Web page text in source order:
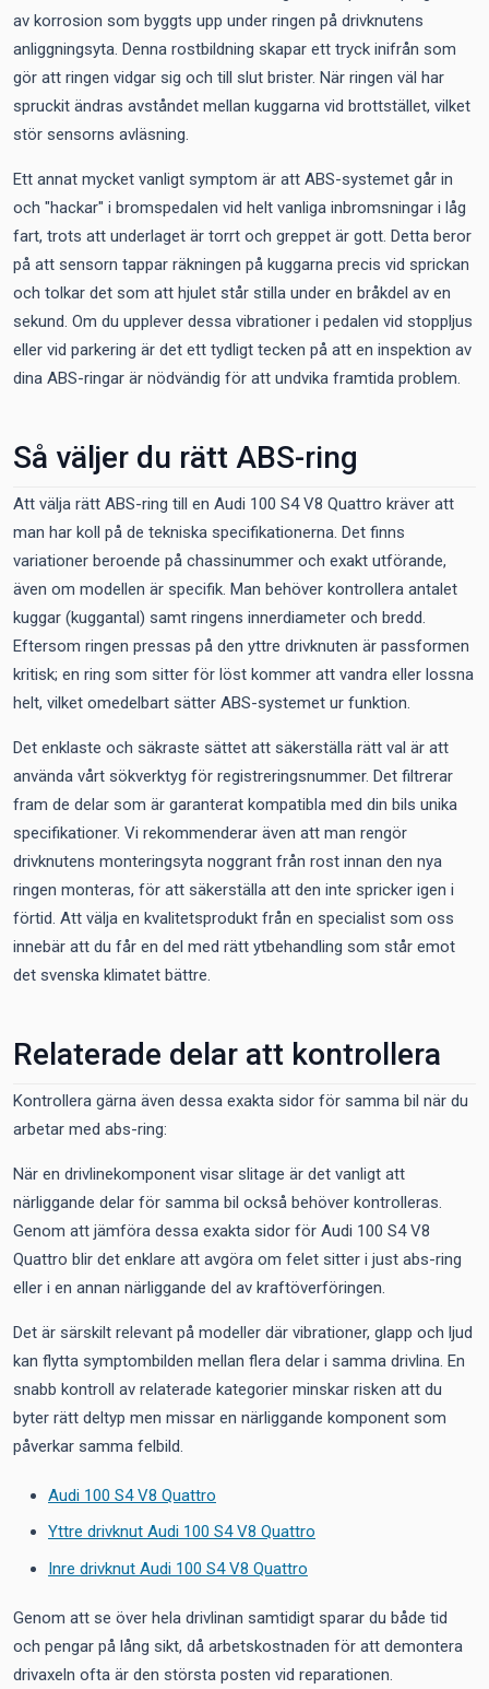
av korrosion som byggts upp under ringen på drivknutens
anliggningsyta. Denna rostbildning skapar ett tryck inifrån som
gör att ringen vidgar sig och till slut brister. När ringen väl har
spruckit ändras avståndet mellan kuggarna vid brottstället, vilket
stör sensorns avläsning.
Ett annat mycket vanligt symptom är att ABS-systemet går in
och "hackar" i bromspedalen vid helt vanliga inbromsningar i låg
fart, trots att underlaget är torrt och greppet är gott. Detta beror
på att sensorn tappar räkningen på kuggarna precis vid sprickan
och tolkar det som att hjulet står stilla under en bråkdel av en
sekund. Om du upplever dessa vibrationer i pedalen vid stoppljus
eller vid parkering är det ett tydligt tecken på att en inspektion av
dina ABS-ringar är nödvändig för att undvika framtida problem.
Så väljer du rätt ABS-ring
Att välja rätt ABS-ring till en Audi 100 S4 V8 Quattro kräver att
man har koll på de tekniska specifikationerna. Det finns
variationer beroende på chassinummer och exakt utförande,
även om modellen är specifik. Man behöver kontrollera antalet
kuggar (kuggantal) samt ringens innerdiameter och bredd.
Eftersom ringen pressas på den yttre drivknuten är passformen
kritisk; en ring som sitter för löst kommer att vandra eller lossna
helt, vilket omedelbart sätter ABS-systemet ur funktion.
Det enklaste och säkraste sättet att säkerställa rätt val är att
använda vårt sökverktyg för registreringsnummer. Det filtrerar
fram de delar som är garanterat kompatibla med din bils unika
specifikationer. Vi rekommenderar även att man rengör
drivknutens monteringsyta noggrant från rost innan den nya
ringen monteras, för att säkerställa att den inte spricker igen i
förtid. Att välja en kvalitetsprodukt från en specialist som oss
innebär att du får en del med rätt ytbehandling som står emot
det svenska klimatet bättre.
Relaterade delar att kontrollera
Kontrollera gärna även dessa exakta sidor för samma bil när du
arbetar med abs-ring:
När en drivlinekomponent visar slitage är det vanligt att
närliggande delar för samma bil också behöver kontrolleras.
Genom att jämföra dessa exakta sidor för Audi 100 S4 V8
Quattro blir det enklare att avgöra om felet sitter i just abs-ring
eller i en annan närliggande del av kraftöverföringen.
Det är särskilt relevant på modeller där vibrationer, glapp och ljud
kan flytta symptombilden mellan flera delar i samma drivlina. En
snabb kontroll av relaterade kategorier minskar risken att du
byter rätt deltyp men missar en närliggande komponent som
påverkar samma felbild.
Audi 100 S4 V8 Quattro
Yttre drivknut Audi 100 S4 V8 Quattro
Inre drivknut Audi 100 S4 V8 Quattro
Genom att se över hela drivlinan samtidigt sparar du både tid
och pengar på lång sikt, då arbetskostnaden för att demontera
drivaxeln ofta är den största posten vid reparationen.